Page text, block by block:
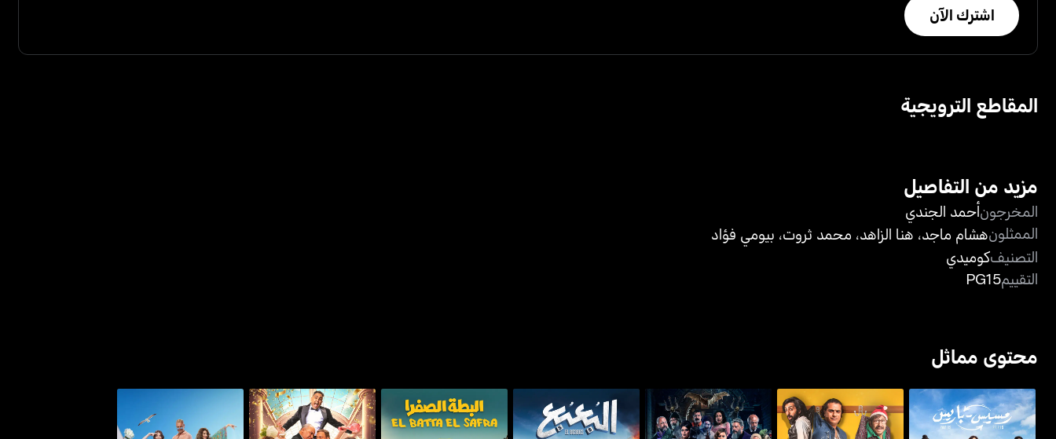
اشترك الآن
المقاطع الترويجية
مزيد من التفاصيل
المخرجونأحمد الجندي
الممثلونهشام ماجد، هنا الزاهد، محمد ثروت، بيومي فؤاد
التصنيفكوميدي
التقييمPG15
محتوى مماثل